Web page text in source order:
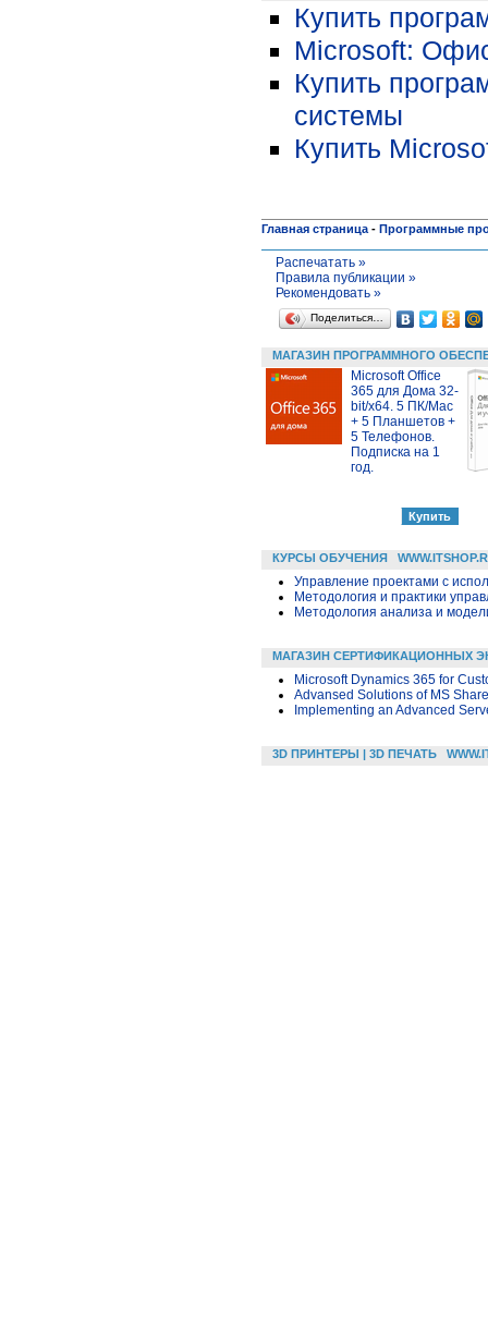
Купить
Microsoft:
Купить
системы
Купить
Главная страница - Программные
Распечатать »
Правила публикации »
Рекомендовать »
Поделиться…
МАГАЗИН ПРОГРАММНОГО
Microsoft Office
365 для Дома 32-
bit/x64. 5 ПК/Mac
+ 5 Планшетов +
5 Телефонов.
Подписка на 1
год.
КУРСЫ ОБУЧЕНИЯ
Управление проектами с
Методология и практики
Методология анализа и
МАГАЗИН СЕРТИФИКАЦИОННЫХ
Microsoft Dynamics 365 for
Advansed Solutions of MS
Implementing an Advanced
3D ПРИНТЕРЫ | 3D ПЕЧАТЬ